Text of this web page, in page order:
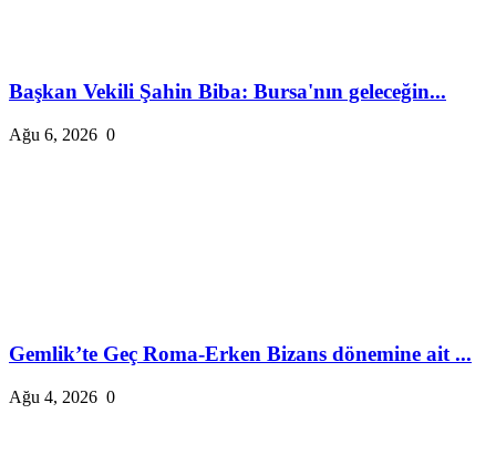
Başkan Vekili Şahin Biba: Bursa'nın geleceğin...
Ağu 6, 2026 0
Gemlik’te Geç Roma-Erken Bizans dönemine ait ...
Ağu 4, 2026 0